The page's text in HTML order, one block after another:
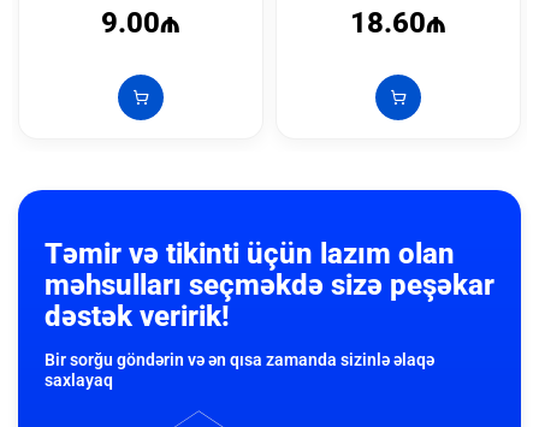
9.00₼ 18.60₼
Təmir və tikinti üçün lazım olan
məhsulları seçməkdə sizə peşəkar
dəstək veririk!
Bir sorğu göndərin və ən qısa zamanda sizinlə əlaqə
saxlayaq